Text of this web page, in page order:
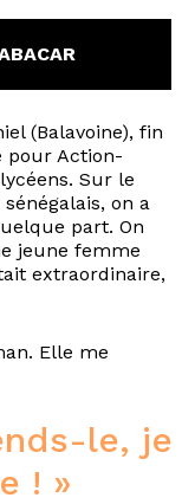
(Balavoine), fin
pour Action-
Sur le
on a
part. On
jeune femme
extraordinaire,
Elle me
le, je
! »